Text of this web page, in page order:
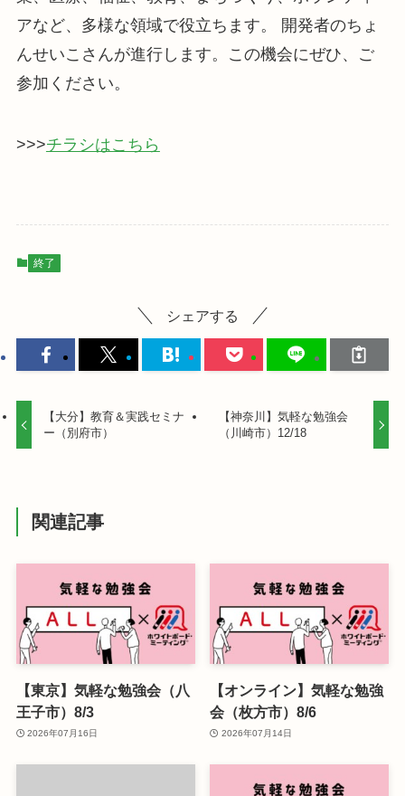
アなど、多様な領域で役立ちます。 開発者のちょ
んせいこさんが進行します。この機会にぜひ、ご
参加ください。
>>>チラシはこちら
終了
シェアする
【大分】教育＆実践セミナ
ー（別府市）
【神奈川】気軽な勉強会
（川崎市）12/18
関連記事
【東京】気軽な勉強会（八
王子市）8/3
2026年07月16日
【オンライン】気軽な勉強
会（枚方市）8/6
2026年07月14日